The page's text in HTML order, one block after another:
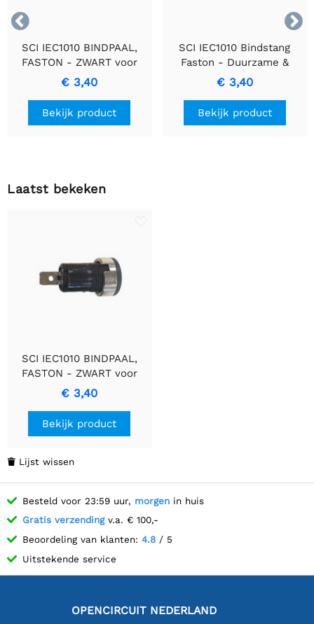


SCI IEC1010 BINDPAAL,
FASTON - ZWART voor
elektrische verbindingen
€ 3,40
Bekijk product
SCI IEC1010 Bindstang
Faston - Duurzame &
Efficiënte
Verbindingsoplossing
€ 3,40
Bekijk product
Laatst bekeken
SCI IEC1010 BINDPAAL,
FASTON - ZWART voor
elektrische verbindingen
€ 3,40
Bekijk product
 Lijst wissen
Besteld voor 23:59 uur, morgen in huis
Gratis verzendingv.a. € 100,-
Beoordeling van klanten: 4.8 / 5
Uitstekende service
OPENCIRCUIT NEDERLAND